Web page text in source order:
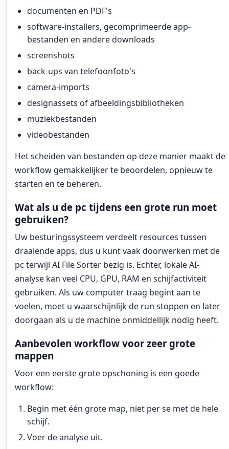
documenten en PDF's
software-installers, gecomprimeerde app-
bestanden en andere downloads
screenshots
back-ups van telefoonfoto's
camera-imports
designassets of afbeeldingsbibliotheken
muziekbestanden
videobestanden
Het scheiden van bestanden op deze manier maakt de
workflow gemakkelijker te beoordelen, opnieuw te
starten en te beheren.
Wat als u de pc tijdens een grote run moet
gebruiken?
Uw besturingssysteem verdeelt resources tussen
draaiende apps, dus u kunt vaak doorwerken met de
pc terwijl AI File Sorter bezig is. Echter, lokale AI-
analyse kan veel CPU, GPU, RAM en schijfactiviteit
gebruiken. Als uw computer traag begint aan te
voelen, moet u waarschijnlijk de run stoppen en later
doorgaan als u de machine onmiddellijk nodig heeft.
Aanbevolen workflow voor zeer grote
mappen
Voor een eerste grote opschoning is een goede
workflow:
Begin met één grote map, niet per se met de hele
schijf.
Voer de analyse uit.